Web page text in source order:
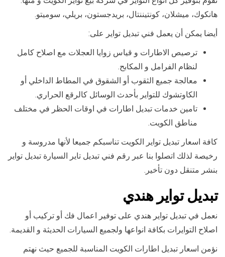
هانكوك، ميشلان، كونتيننتال، بريدجستون، بريلي، سوميتو.
أيضا يمكن أن يعمل فني تبديل تواير على:
ترصيص الاطارات و قياس زوايا العجلات مع اصلاح كامل
لنظام الفرامل و المكابح.
معالجة جميع الثقوب أو الشقوق في المطاط الداخلي أو
الكاوتشوك للتواير بأحدث الوسائل كالرقع الحراري.
تامين خدمات تبديل اطارات في اوقات الحظر في مختلف
مناطق الكويت.
كافة اسعار تبديل تواير الكويت تناسبكم جميعا لأنها مدروسة و
رخيصة لذلك اتصلوا بنا عبر رقم فني تبديل تاير السيارة تبديل تواير
بنشر متنقل دون تأخير.
تبديل تواير هندي
نعمل في تبديل تواير هندي على توفير اعمال فك أو تركيب أو
اصلاح التوايرات بكافة انواعها ولجميع السيارات الحديثة و القديمة.
نؤمن اسعار تبديل اطارات الكويت المناسبة للجميع حيث نهتم